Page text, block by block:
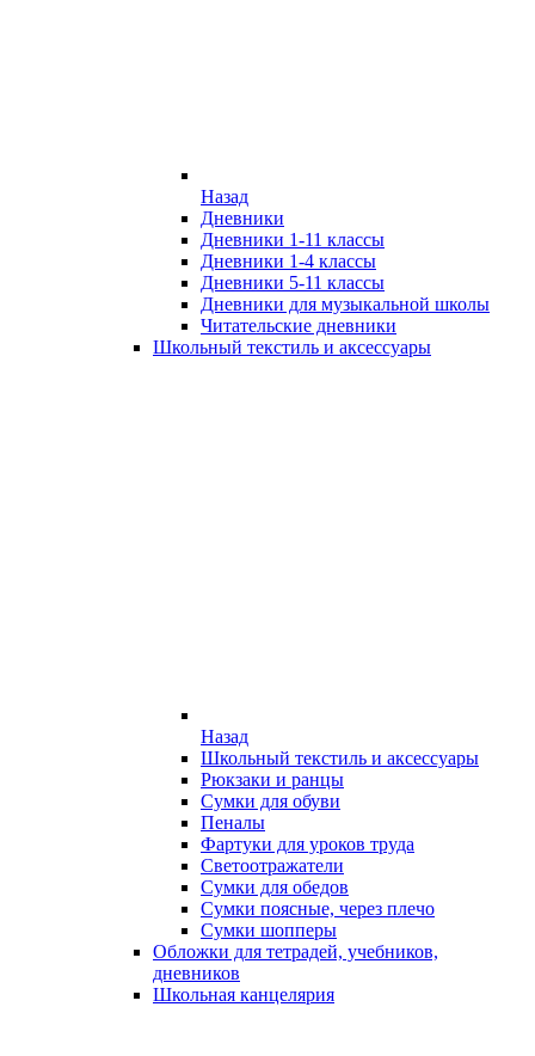
Назад
Дневники
Дневники 1-11 классы
Дневники 1-4 классы
Дневники 5-11 классы
Дневники для музыкальной школы
Читательские дневники
Школьный текстиль и аксессуары
Назад
Школьный текстиль и аксессуары
Рюкзаки и ранцы
Сумки для обуви
Пеналы
Фартуки для уроков труда
Светоотражатели
Сумки для обедов
Сумки поясные, через плечо
Сумки шопперы
Обложки для тетрадей, учебников,
дневников
Школьная канцелярия